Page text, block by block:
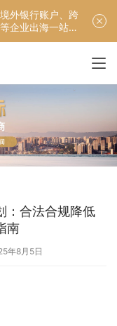
外银行账户、跨
企业出海一站式
：合法合规降低
南
年8月5日